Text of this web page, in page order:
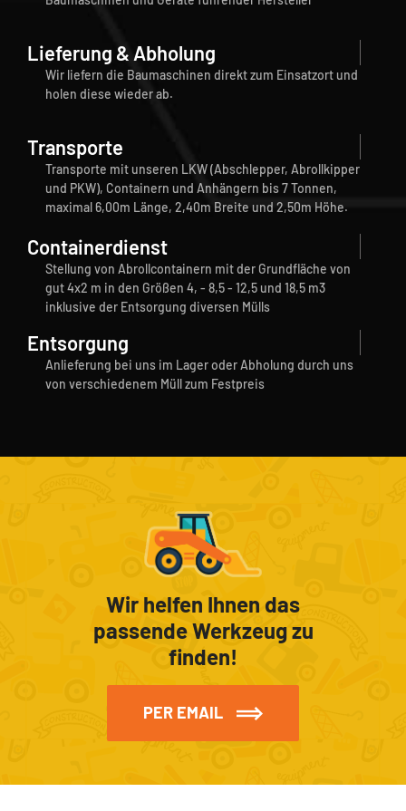
Lieferung & Abholung
Wir liefern die Baumaschinen direkt zum Einsatzort und
holen diese wieder ab.
Transporte
Transporte mit unseren LKW (Abschlepper, Abrollkipper
und PKW), Containern und Anhängern bis 7 Tonnen,
maximal 6,00m Länge, 2,40m Breite und 2,50m Höhe.
Containerdienst
Stellung von Abrollcontainern mit der Grundfläche von
gut 4x2 m in den Größen 4, - 8,5 - 12,5 und 18,5 m3
inklusive der Entsorgung diversen Mülls
Entsorgung
Anlieferung bei uns im Lager oder Abholung durch uns
von verschiedenem Müll zum Festpreis
Wir helfen Ihnen das
passende Werkzeug zu
finden!
PER EMAIL